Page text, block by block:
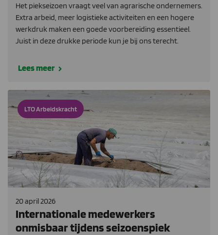
Het piekseizoen vraagt veel van agrarische ondernemers.
Extra arbeid, meer logistieke activiteiten en een hogere
werkdruk maken een goede voorbereiding essentieel.
Juist in deze drukke periode kun je bij ons terecht.
Lees meer
LTO Arbeidskracht
20 april 2026
Internationale medewerkers
onmisbaar tijdens seizoenspiek